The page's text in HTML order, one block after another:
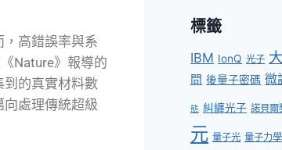
高錯誤率與系
Nature》報導的
到的真實材料數
處理傳統超級
標籤
IBM IonQ 光子
問 後量子密碼 微
態 糾纏光子 諾貝爾
元 量子光 量子力學